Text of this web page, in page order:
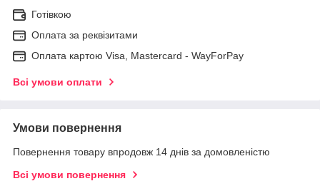
Готівкою
Оплата за реквізитами
Оплата картою Visa, Mastercard - WayForPay
Всі умови оплати
Умови повернення
Повернення товару впродовж 14 днів за домовленістю
Всі умови повернення